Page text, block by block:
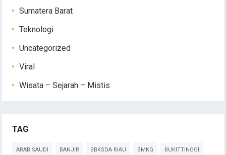
Sumatera Barat
Teknologi
Uncategorized
Viral
Wisata – Sejarah – Mistis
TAG
ARAB SAUDI BANJIR BBKSDA RIAU BMKG BUKITTINGGI